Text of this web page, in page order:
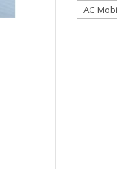
Kategori